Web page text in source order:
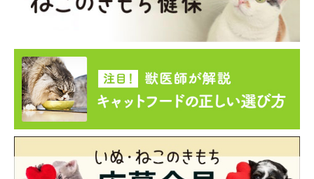
対処法としては、工事や花火などがあらかじめ分かっている場合
は、猫ちゃんを音の聞こえにくい部屋に入れておきましょう。ま
た、飼い主さんが音に対してなるべく普段通りに振る舞うことも
大切です。あまりにも極度に怖がる場合は、インターネットで効
果音をダウンロードし、ごく小さい音から繰り返し聞かせなが
ら、時間をかけて慣らしていくという手もあります。しかし、音
に怖がるのは本能的には自然なことなので、怖がっている猫ちゃ
るとよいでしょう。